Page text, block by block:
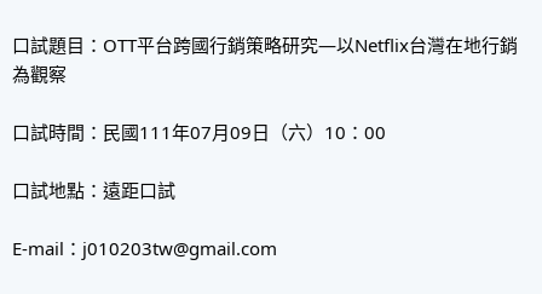
口試題目：OTT平台跨國行銷策略研究—以Netflix台灣在地行銷
為觀察
口試時間：民國111年07月09日（六）10：00
口試地點：遠距口試
E-mail：j010203tw@gmail.com